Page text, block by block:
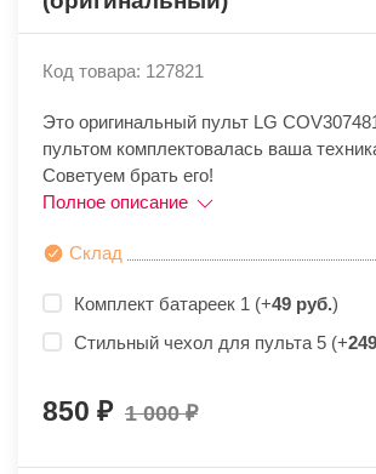
Код товара: 127821
Это оригинальный пульт LG
пультом комплектовалась ваша
Советуем брать его!
Полное описание
Склад
Комплект батареек 1 (+49 руб.)
Стильный чехол для пульта 5 (+
850 1 000